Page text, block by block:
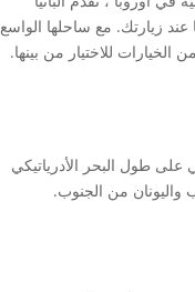
عند زيارتك. مع ساحلها الواسع
الخيارات للاختيار من بينها.
طول البحر الأدرياتيكي
واليونان من الجنوب.